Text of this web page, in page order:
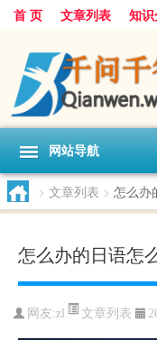
首 页 文章列表 知
网站导航
> 文章列表 > 怎么办
怎么办的日语怎
网友:zl 文章列表